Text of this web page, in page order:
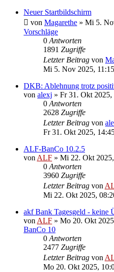
Neuer Startbildschirm
von Magarethe » Mi 5.
Vorschläge
0 Antworten
1891 Zugriffe
Letzter Beitrag von
Mi 5. Nov 2025, 11:15
DKB: Ablehnung trotz
von alexj » Fr 31. Okt 2025,
0 Antworten
2628 Zugriffe
Letzter Beitrag von
Fr 31. Okt 2025,
ALF-BanCo 10.2.5
von ALF » Mi 22. Okt
0 Antworten
3960 Zugriffe
Letzter Beitrag von
Mi 22. Okt 2025,
akf Bank Tagesgeld - keine
von ALF » Mo 20. Okt
BanCo 10
0 Antworten
2477 Zugriffe
Letzter Beitrag von
Mo 20. Okt 2025,